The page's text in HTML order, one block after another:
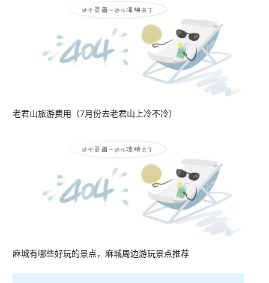
老君山旅游费用（7月份去老君山上冷不冷）
麻城有哪些好玩的景点，麻城周边游玩景点推荐